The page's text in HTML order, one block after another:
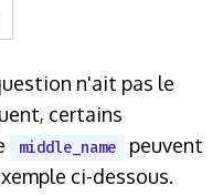
n'ait pas le
certains
middle_name
peuvent
ci-dessous.